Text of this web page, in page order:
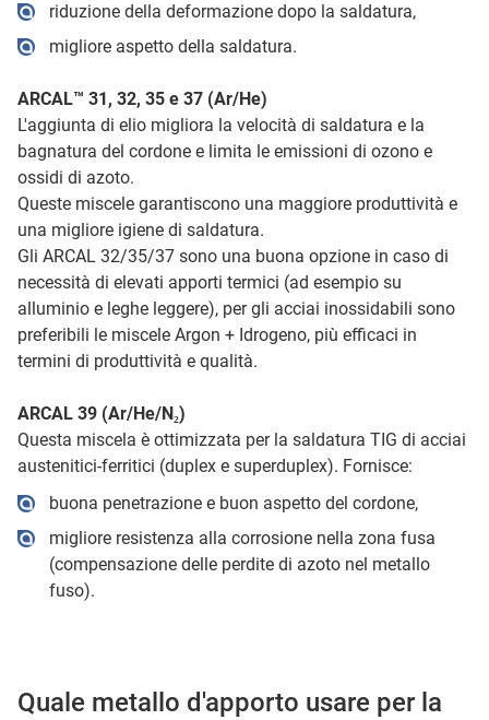
riduzione della deformazione dopo la saldatura,
migliore aspetto della saldatura.
ARCAL™ 31, 32, 35 e 37 (Ar/He)
L'aggiunta di elio migliora la velocità di saldatura e la
bagnatura del cordone e limita le emissioni di ozono e
ossidi di azoto.
Queste miscele garantiscono una maggiore produttività e
una migliore igiene di saldatura.
Gli ARCAL 32/35/37 sono una buona opzione in caso di
necessità di elevati apporti termici (ad esempio su
alluminio e leghe leggere), per gli acciai inossidabili sono
preferibili le miscele Argon + Idrogeno, più efficaci in
termini di produttività e qualità.
ARCAL 39 (Ar/He/N₂)
Questa miscela è ottimizzata per la saldatura TIG di acciai
austenitici-ferritici (duplex e superduplex). Fornisce:
buona penetrazione e buon aspetto del cordone,
migliore resistenza alla corrosione nella zona fusa
(compensazione delle perdite di azoto nel metallo
fuso).
Quale metallo d'apporto usare per la